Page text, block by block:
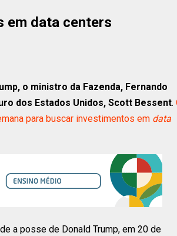
em data centers
o ministro da Fazenda, Fernando
dos Estados Unidos, Scott Bessent.
para buscar investimentos em data
a posse de Donald Trump, em 20 de